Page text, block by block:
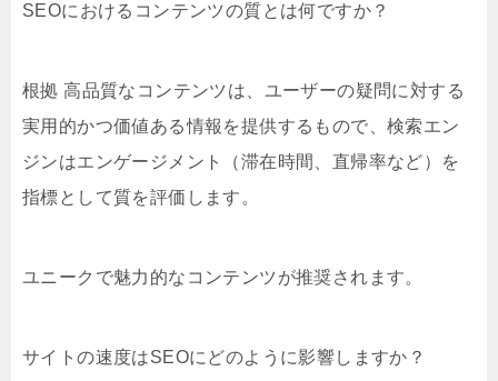
SEOにおけるコンテンツの質とは何ですか？
根拠 高品質なコンテンツは、ユーザーの疑問に対する
実用的かつ価値ある情報を提供するもので、検索エン
ジンはエンゲージメント（滞在時間、直帰率など）を
指標として質を評価します。
ユニークで魅力的なコンテンツが推奨されます。
サイトの速度はSEOにどのように影響しますか？